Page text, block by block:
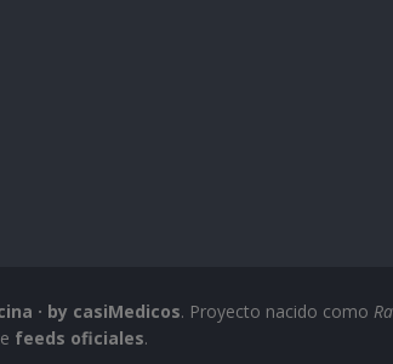
· by casiMedicos. Proyecto nacido como
feeds oficiales.